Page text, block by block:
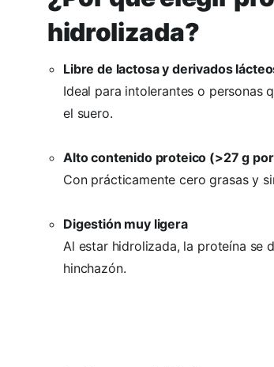
hidrolizada?
Libre de lactosa y derivados
Ideal para intolerantes o personas
el suero.
Alto contenido proteico (>27 g
Con prácticamente cero grasas y
Digestión muy ligera
Al estar hidrolizada, la proteína se
hinchazón.